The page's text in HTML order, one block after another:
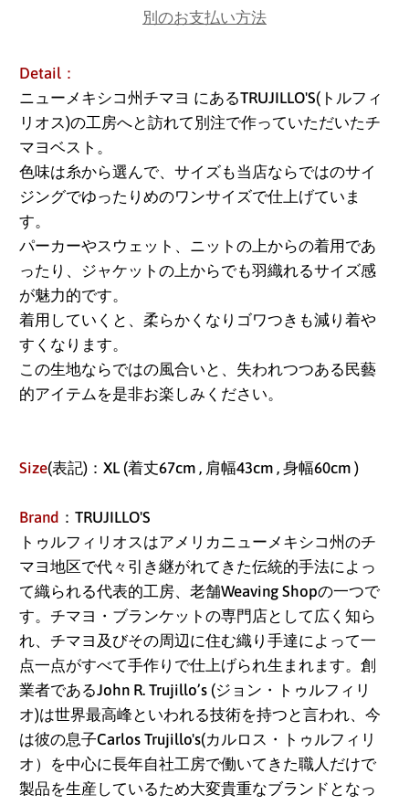
別のお支払い方法
Detail：
ニューメキシコ州チマヨ にあるTRUJILLO'S( トルフィ
リオス)の工房へと訪れて別注で作っていただいたチ
マヨベスト。
色味は糸から選んで、サイズも当店ならではのサイ
ジングでゆったりめのワンサイズで仕上げていま
す。
パーカーやスウェット、ニットの上からの着用であ
ったり、ジャケットの上からでも羽織れるサイズ感
が魅力的です。
着用していくと、柔らかくなりゴワつきも減り着や
すくなります。
この生地ならではの風合いと、失われつつある民藝
的アイテムを是非お楽しみください。
Size(表記)：XL (着丈67cm , 肩幅43cm , 身幅60cm )
Brand ：TRUJILLO'S
トゥルフィリオスはアメリカニューメキシコ州のチ
マヨ地区で代々引き継がれてきた伝統的手法によっ
て織られる代表的工房、老舗Weaving Shopの一つで
す。チマヨ・ブランケットの専門店として広く知ら
れ、チマヨ及びその周辺に住む織り手達によって一
点一点がすべて手作りで仕上げられ生まれます。創
業者であるJohn R. Trujillo’s (ジョン・トゥルフィリ
オ)は世界最高峰といわれる技術を持つと言われ、今
は彼の息子Carlos Trujillo's(カルロス・トゥルフィリ
オ）を中心に長年自社工房で働いてきた職人だけで
製品を生産しているため大変貴重なブランドとなっ
アイルランド (EUR €)
アセンション島 (SHP
£)
アゼルバイジャン
(AZN ₼)
アフガニスタン (AFN
؋)
アメリカ合衆国 (USD
アラブ首長国連邦